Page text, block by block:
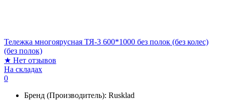
Тележка многоярусная ТЯ-3 600*1000 без полок (без колес)
(без полок)
★ Нет отзывов
На складах
0
Бренд (Производитель): Rusklad